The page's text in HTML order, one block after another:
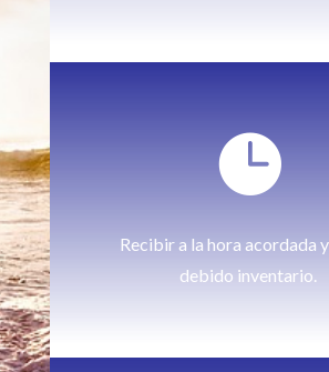

Recibir a la hora acordada
debido inventario.